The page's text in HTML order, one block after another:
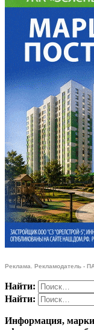
Реклама. Рекламодатель -
Найти:
Найти:
Информация,